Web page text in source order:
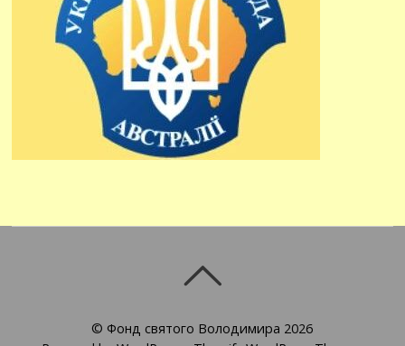
© Фонд святого Володимира 2026